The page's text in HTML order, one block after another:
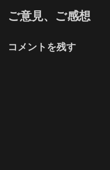
ご意見、ご感想
コメントを残す